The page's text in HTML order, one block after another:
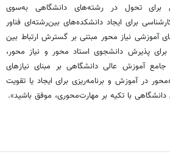
برای تحول در رشته‌های دانشگاهی به‌سوی
برای ایجاد دانشکده‌های بین‌رشته‌ای فناور
آموزشی نیاز محور مبتنی بر گسترش ارتباط بین
برای پذیرش دانشجوی استاد محور و نیاز محور،
آموزش عالی دانشگاهی بر مبنای نیازهای
در آموزش و برنامه‌ریزی برای ایجاد یا تقویت
با تکیه بر مهارت‌محوری، موفق باشید».